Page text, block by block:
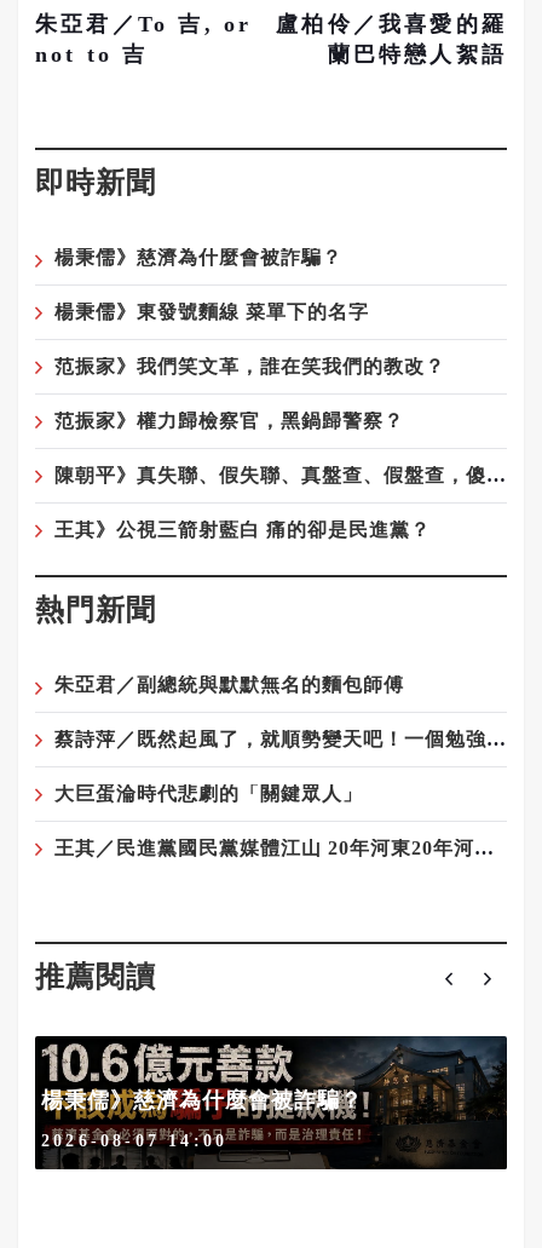
朱亞君／To 吉, or
not to 吉
盧柏伶／我喜愛的羅
蘭巴特戀人絮語
即時新聞
楊秉儒》慈濟為什麼會被詐騙？
楊秉儒》東發號麵線 菜單下的名字
范振家》我們笑文革，誰在笑我們的教改？
范振家》權力歸檢察官，黑鍋歸警察？
陳朝平》真失聯、假失聯、真盤查、假盤查，傻傻分不清！
王其》公視三箭射藍白 痛的卻是民進黨？
熱門新聞
朱亞君／副總統與默默無名的麵包師傅
蔡詩萍／既然起風了，就順勢變天吧！一個勉強算文化人的感觸
大巨蛋淪時代悲劇的「關鍵眾人」
王其／民進黨國民黨媒體江山 20年河東20年河西——藍軍與媒體最遠的距離
推薦閱讀
楊秉儒》慈濟為什麼會被詐騙？
2026-08-07 14:00